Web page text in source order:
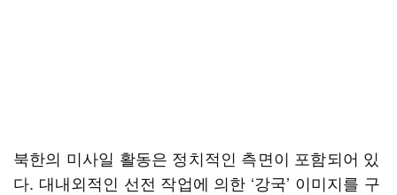
북한의 미사일 활동은 정치적인 측면이 포함되어 있
다. 대내외적인 선전 작업에 의한 ‘강국’ 이미지를 구